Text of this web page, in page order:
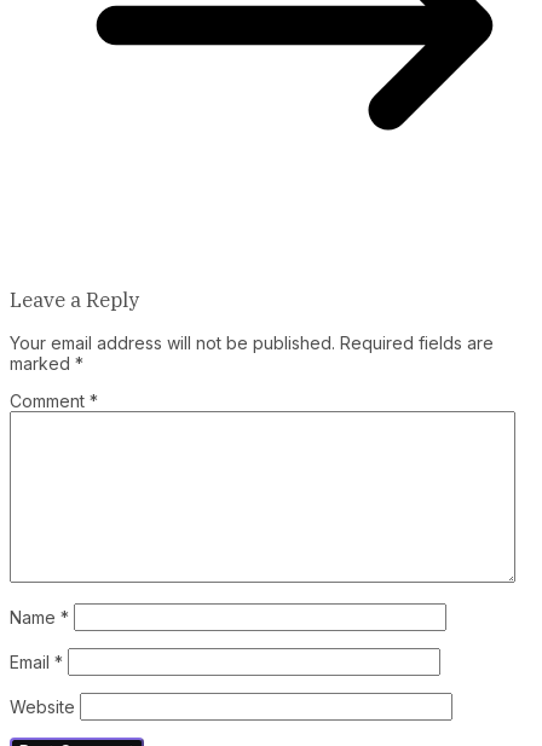
Leave a Reply
Your email address will not be published. Required fields are
marked *
Comment *
Name *
Email *
Website